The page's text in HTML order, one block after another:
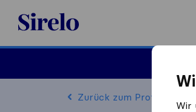
Sirelo.at
Zurück zum Profil
Wir